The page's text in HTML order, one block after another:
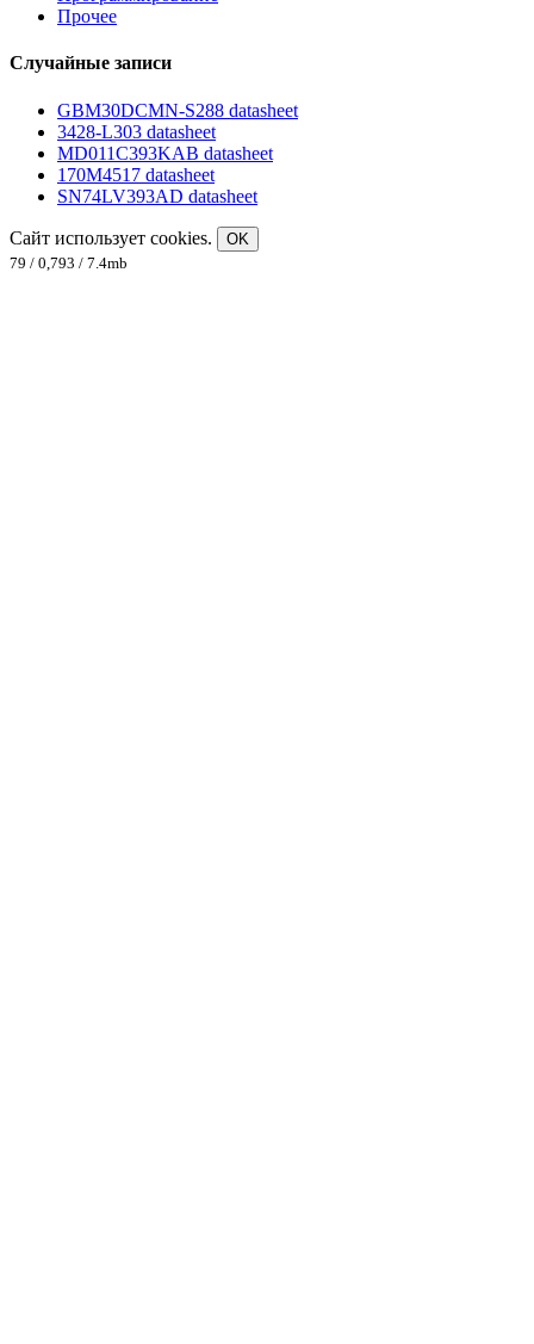
Прочее
Случайные записи
GBM30DCMN-S288 datasheet
3428-L303 datasheet
MD011C393KAB datasheet
170M4517 datasheet
SN74LV393AD datasheet
Сайт использует cookies.
OK
79 / 0,793 / 7.4mb